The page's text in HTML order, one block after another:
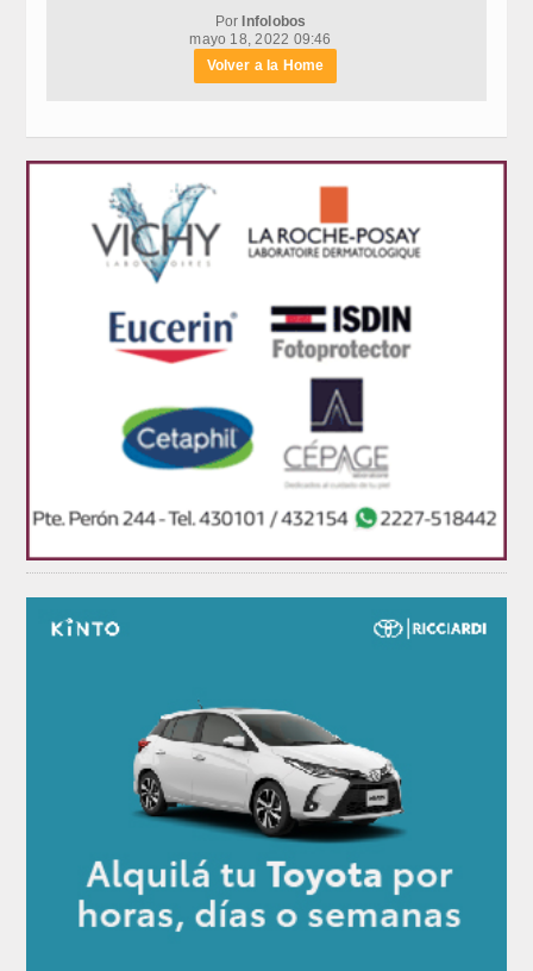
PorInfolobos
mayo 18, 2022 09:46
Volver a la Home